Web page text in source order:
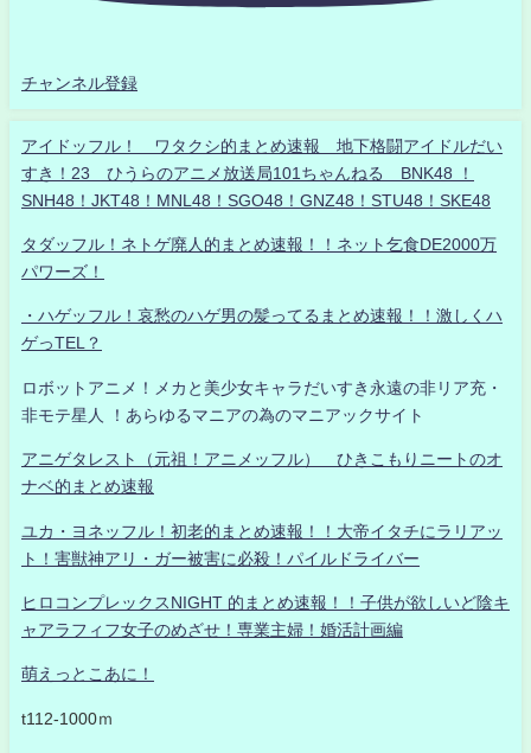
チャンネル登録
アイドッフル！ ワタクシ的まとめ速報 地下格闘アイドルだい
すき！23 ひうらのアニメ放送局101ちゃんねる BNK48 ！
SNH48！JKT48！MNL48！SGO48！GNZ48！STU48！SKE48
タダッフル！ネトゲ廃人的まとめ速報！！ネット乞食DE2000万
パワーズ！
・ハゲッフル！哀愁のハゲ男の髪ってるまとめ速報！！激しくハ
ゲっTEL？
ロボットアニメ！メカと美少女キャラだいすき永遠の非リア充・
非モテ星人 ！あらゆるマニアの為のマニアックサイト
アニゲタレスト（元祖！アニメッフル） ひきこもりニートのオ
ナベ的まとめ速報
ユカ・ヨネッフル！初老的まとめ速報！！大帝イタチにラリアッ
ト！害獣神アリ・ガー被害に必殺！パイルドライバー
ヒロコンプレックスNIGHT 的まとめ速報！！子供が欲しいど陰キ
ャアラフィフ女子のめざせ！専業主婦！婚活計画編
萌えっとこあに！
t112-1000ｍ